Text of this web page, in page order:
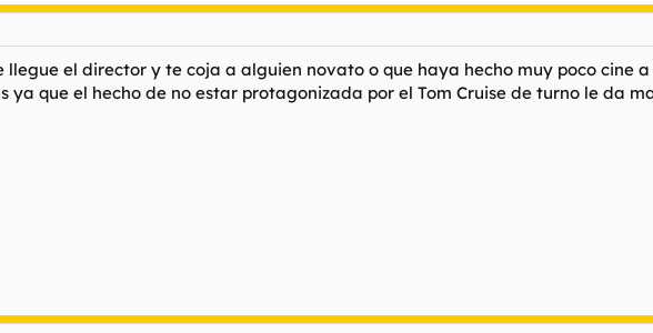
llegue el director y te coja a alguien novato o que haya hecho muy poco cine
ya que el hecho de no estar protagonizada por el Tom Cruise de turno le da